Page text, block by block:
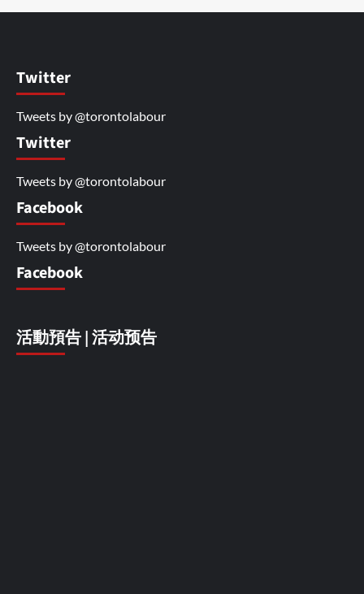
Twitter
Tweets by @torontolabour
Twitter
Tweets by @torontolabour
Facebook
Tweets by @torontolabour
Facebook
活動預告 | 活动预告